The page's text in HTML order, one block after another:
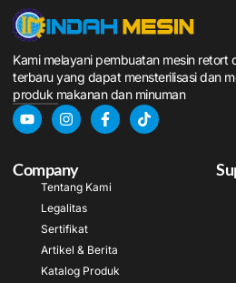
Kami melayani pembuatan mesin retort
terbaru yang dapat mensterilisasi dan
produk makanan dan minuman
Company
Tentang Kami
Legalitas
Sertifikat
Artikel & Berita
Katalog Produk